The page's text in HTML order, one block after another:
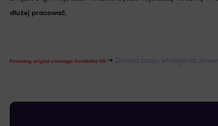
dłużej pracować.
Polecamy artykuł z naszego Poradnika HR >> Zmiana czasu letniego na